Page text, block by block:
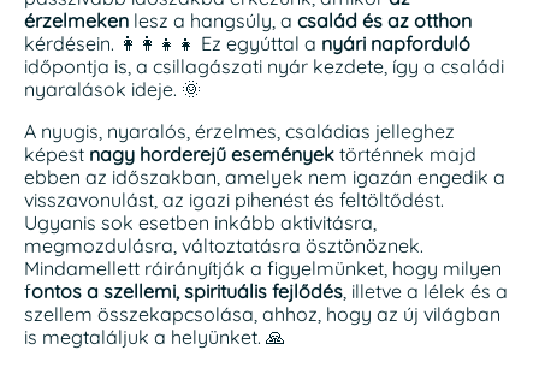
érzelmeken lesz a hangsúly, a család és az otthon
kérdésein. 👩‍👩‍👧‍👧 Ez egyúttal a nyári napforduló
időpontja is, a csillagászati nyár kezdete, így a családi
nyaralások ideje. 🌞
A nyugis, nyaralós, érzelmes, családias jelleghez
képest nagy horderejű események történnek majd
ebben az időszakban, amelyek nem igazán engedik a
visszavonulást, az igazi pihenést és feltöltődést.
Ugyanis sok esetben inkább aktivitásra,
megmozdulásra, változtatásra ösztönöznek.
Mindamellett ráirányítják a figyelmünket, hogy milyen
fontos a szellemi, spirituális fejlődés, illetve a lélek és a
szellem összekapcsolása, ahhoz, hogy az új világban
is megtaláljuk a helyünket. 🙏